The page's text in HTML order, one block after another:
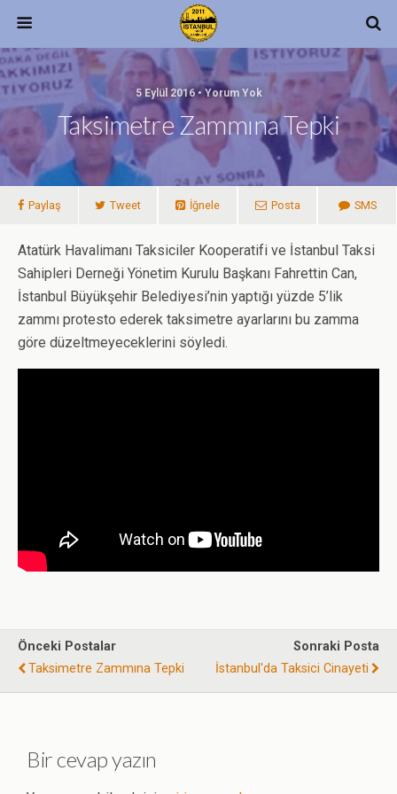
5 Eylül 2016 • Yorum Yok
Taksimetre Zammına Tepki
Paylaş Tweet İğnele Posta SMS
Atatürk Havalimanı Taksiciler Kooperatifi ve İstanbul Taksi
Sahipleri Derneği Yönetim Kurulu Başkanı Fahrettin Can,
İstanbul Büyükşehir Belediyesi’nin yaptığı yüzde 5’lik
zammı protesto ederek taksimetre ayarlarını bu zamma
göre düzeltmeyeceklerini söyledi.
Önceki Postalar
Taksimetre Zammına Tepki
Sonraki Posta
İstanbul'da Taksici Cinayeti
Bir cevap yazın